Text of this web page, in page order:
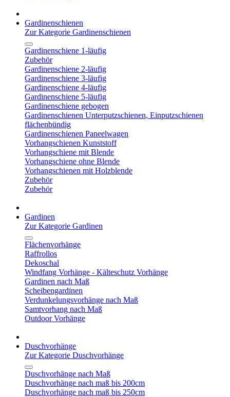
Gardinenschienen
Zur Kategorie Gardinenschienen
Gardinenschiene 1-läufig
Zubehör
Gardinenschiene 2-läufig
Gardinenschiene 3-läufig
Gardinenschiene 4-läufig
Gardinenschiene 5-läufig
Gardinenschiene gebogen
Gardinenschienen Unterputzschienen, Einputzschienen
flächenbündig
Gardinenschienen Paneelwagen
Vorhangschienen Kunststoff
Vorhangschiene mit Blende
Vorhangschiene ohne Blende
Vorhangschienen mit Holzblende
Zubehör
Zubehör
Gardinen
Zur Kategorie Gardinen
Flächenvorhänge
Raffrollos
Dekoschal
Windfang Vorhänge - Kälteschutz Vorhänge
Gardinen nach Maß
Scheibengardinen
Verdunkelungsvorhänge nach Maß
Samtvorhang nach Maß
Outdoor Vorhänge
Duschvorhänge
Zur Kategorie Duschvorhänge
Duschvorhänge nach Maß
Duschvorhänge nach maß bis 200cm
Duschvorhänge nach maß bis 250cm